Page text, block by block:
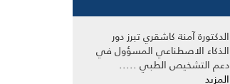
الدكتورة آمنة كاشقري تبرز دور
الذكاء الاصطناعي المسؤول في
دعم التشخيص الطبي .....
المزيد